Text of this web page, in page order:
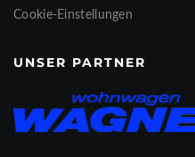
Cookie-Einstellungen
UNSER PARTNER